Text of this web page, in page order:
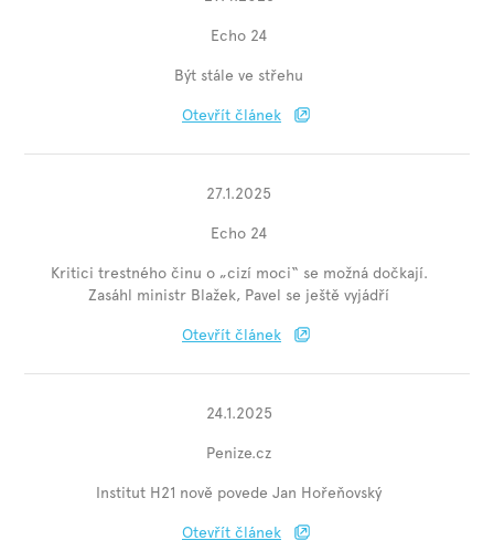
Echo 24
Být stále ve střehu
Otevřít článek
27.1.2025
Echo 24
Kritici trestného činu o „cizí moci“ se možná dočkají.
Zasáhl ministr Blažek, Pavel se ještě vyjádří
Otevřít článek
24.1.2025
Penize.cz
Institut H21 nově povede Jan Hořeňovský
Otevřít článek